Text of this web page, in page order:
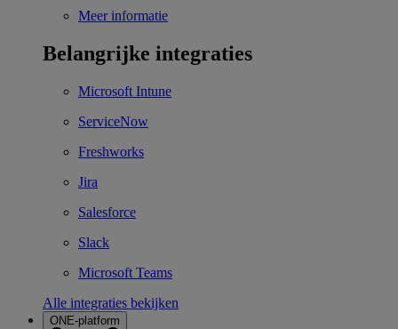
Meer informatie
Belangrijke integraties
Microsoft Intune
ServiceNow
Freshworks
Jira
Salesforce
Slack
Microsoft Teams
Alle integraties bekijken
ONE-platform